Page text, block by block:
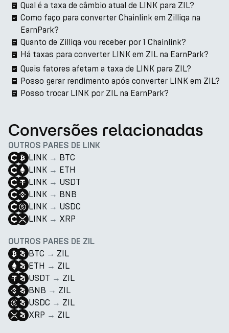
Qual é a taxa de câmbio atual de LINK para ZIL?
Como faço para converter Chainlink em Zilliqa na
EarnPark?
Quanto de Zilliqa vou receber por 1 Chainlink?
Há taxas para converter LINK em ZIL na EarnPark?
Quais fatores afetam a taxa de LINK para ZIL?
Posso gerar rendimento após converter LINK em ZIL?
Posso trocar LINK por ZIL na EarnPark?
Conversões relacionadas
OUTROS PARES DE LINK
LINK → BTC
LINK → ETH
LINK → USDT
LINK → BNB
LINK → USDC
LINK → XRP
OUTROS PARES DE ZIL
BTC → ZIL
ETH → ZIL
USDT → ZIL
BNB → ZIL
USDC → ZIL
XRP → ZIL